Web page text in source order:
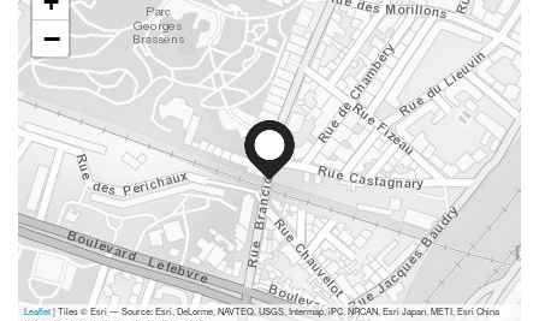
−
Leaflet| Tiles © Esri — Source: Esri, DeLorme, NAVTEQ, USGS, Intermap, iPC, NRCAN, Esri Japan, METI, Esri China